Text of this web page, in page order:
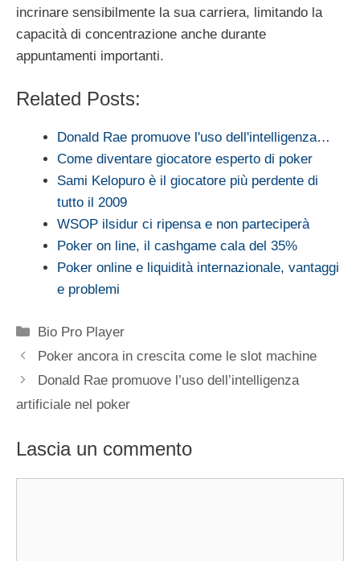
incrinare sensibilmente la sua carriera, limitando la
capacità di concentrazione anche durante
appuntamenti importanti.
Related Posts:
Donald Rae promuove l'uso dell'intelligenza…
Come diventare giocatore esperto di poker
Sami Kelopuro è il giocatore più perdente di
tutto il 2009
WSOP ilsidur ci ripensa e non parteciperà
Poker on line, il cashgame cala del 35%
Poker online e liquidità internazionale, vantaggi
e problemi
Categorie
Bio Pro Player
Poker ancora in crescita come le slot machine
Donald Rae promuove l’uso dell’intelligenza
artificiale nel poker
Lascia un commento